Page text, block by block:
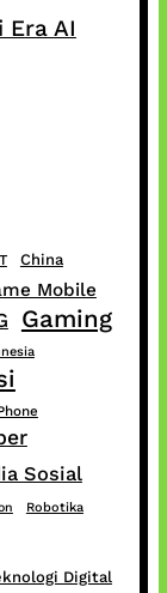
Era AI
China
Mobile
Gaming
Sosial
Robotika
Digital